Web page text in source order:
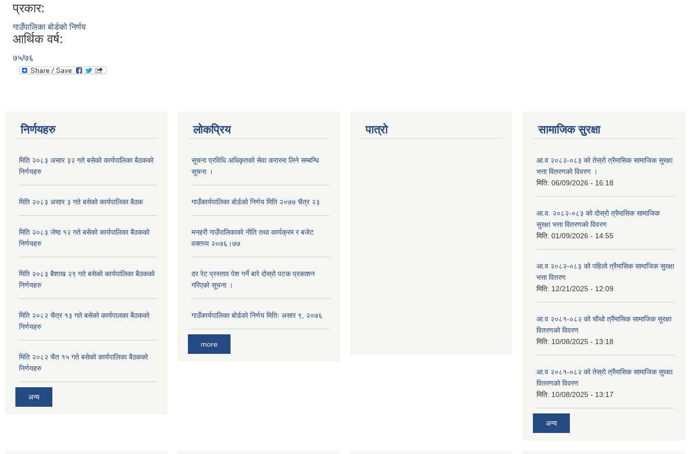
प्रकार:
गाउँपालिका बोर्डको निर्णय
आर्थिक वर्ष:
७५/७६
निर्णयहरु
मिति २०८३ असार ३२ गते बसेको कार्यपालिका बैठकको
निर्णयहरु
मिति २०८३ असार ३ गते बसेको कार्यपालिका बैठक
मिति २०८३ जेष्ठ १२ गते बसेको कार्यपालिका बैठकको
निर्णयहरु
मिति २०८३ बैशाख २९ गते बसेको कार्यपालिका बैठकको
निर्णयहरु
मिति २०८२ चैत्र १३ गते बसेको कार्यपालका बैठकको
निर्णयहरु
मिति २०८२ चैत १५ गते बसेको कार्यपालिका बैठकको
निर्णयहरु
अन्य
लोकप्रिय
सूचना प्रविधि अधिकृतको सेवा करारमा लिने सम्बन्धि
सूचना ।
गाउँकार्यपालिका बोर्डको निर्णय मिति २०७७ चैत्र २३
मनहरी गाउँपालिकाको नीति तथा कार्यक्रम र बजेट
वक्तव्य २०७६।७७
दर रेट प्रस्ताव पेश गर्ने बारे दोस्रो पटक प्रकाशन
गरिएको सूचना ।
गाउँकार्यपालिका बोर्डको निर्णय मितिः असार ९, २०७६
more
पात्रो सामाजिक सुरक्षा
आ.व २०८२-०८३ को तेस्रो त्रैमासिक सामाजिक सुरक्षा
भत्ता वितरणको विवरण ।
मिति: 06/09/2026 - 16:18
आ.व. २०८२-०८३ को दोस्रो त्रैमासिक सामाजिक
सुरक्षा भत्ता वितरणको विवरण
मिति: 01/09/2026 - 14:55
आ.व २०८२-०८३ को पहिलो त्रैमासिक सामाजिक सुरक्षा
भत्ता वितरण
मिति: 12/21/2025 - 12:09
आ.व २०८१-०८२ को चौथो त्रैंमासिक सामाजिक सुरक्षा
वितरणको विवरण
मिति: 10/08/2025 - 13:18
आ.व २०८१-०८२ को तेस्रो त्रैंमासिक सामाजिक सुरक्षा
वितरणको विवरण
मिति: 10/08/2025 - 13:17
अन्य